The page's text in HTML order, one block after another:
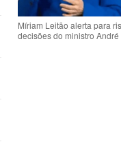
Míriam Leitão alerta para
decisões do ministro